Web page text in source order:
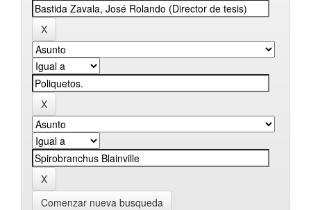
Comenzar nueva busqueda